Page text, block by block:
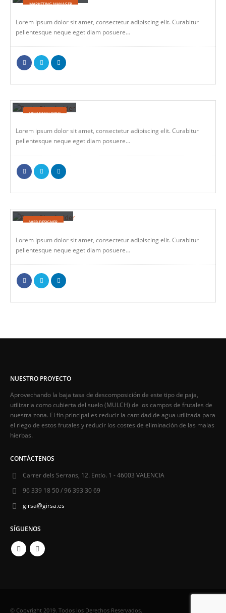
MARKETING MANAGER
Lorem ipsum dolor sit amet, consectetur adipiscing elit. Curabitur
pellentesque neque eget diam posuere…
WEB DEVELOPER
Lorem ipsum dolor sit amet, consectetur adipiscing elit. Curabitur
pellentesque neque eget diam posuere…
Jerry Doe
WEB DESIGNER
Lorem ipsum dolor sit amet, consectetur adipiscing elit. Curabitur
pellentesque neque eget diam posuere…
NUESTRO PROYECTO
Aprovechando la baja tasa de descomposición de este tipo de paja,
utilizarla como cubierta del suelo (MULCH) de los campos de frutales de
nuestra zona. El fin principal es reducir la cantidad de agua utilizada para
el riego de estos frutales y reducir los costes de eliminación de las malas
hierbas.
CONTÁCTENOS
Carrer dels Serrans, 12. Entlo. 1 - 46003 VALENCIA
96 339 18 50 / 96 393 30 69
girsa@girsa.es
SÍGUENOS
© Copyright 2019. Todos los Derechos Reservados.